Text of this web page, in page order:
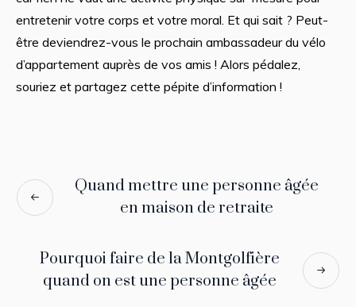
entretenir votre corps et votre moral. Et qui sait ? Peut-
être deviendrez-vous le prochain ambassadeur du vélo
d’appartement auprès de vos amis ! Alors pédalez,
souriez et partagez cette pépite d’information !
Quand mettre une personne âgée
en maison de retraite
Pourquoi faire de la Montgolfière
quand on est une personne âgée